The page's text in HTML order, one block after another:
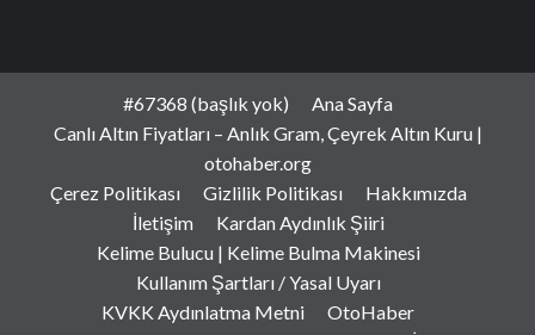
#67368 (başlık yok)
Ana Sayfa
Canlı Altın Fiyatları – Anlık Gram, Çeyrek Altın Kuru |
otohaber.org
Çerez Politikası
Gizlilik Politikası
Hakkımızda
İletişim
Kardan Aydınlık Şiiri
Kelime Bulucu | Kelime Bulma Makinesi
Kullanım Şartları / Yasal Uyarı
KVKK Aydınlatma Metni
OtoHaber